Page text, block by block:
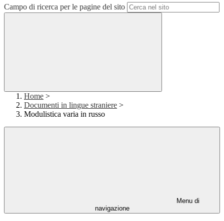
Campo di ricerca per le pagine del sito
Home >
Documenti in lingue straniere >
Modulistica varia in russo
Menu di
navigazione